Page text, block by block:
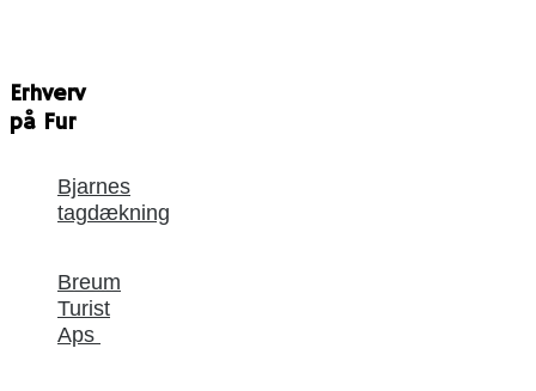
Erhverv
på Fur
Bjarnes
tagdækning
Breum
Turist
Aps